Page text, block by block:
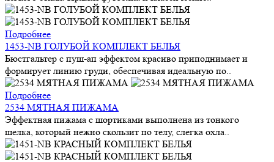
Подробнее
1453-NB ГОЛУБОЙ КОМПЛЕКТ БЕЛЬЯ
Бюстгальтер с пуш-ап эффектом красиво приподнимает и
формирует линию груди, обеспечивая идеальную по..
Подробнее
2534 МЯТНАЯ ПИЖАМА
Эффектная пижама с шортиками выполнена из тонкого
шелка, который нежно скользит по телу, слегка охла..